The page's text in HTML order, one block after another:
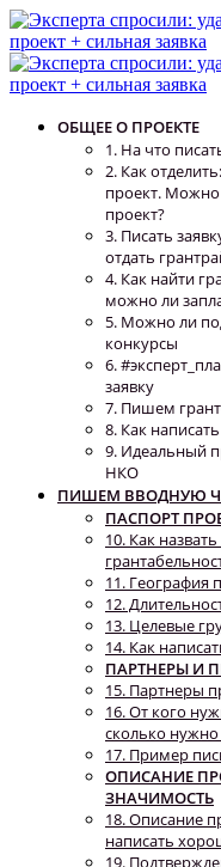
ОБЩЕЕ О ПРОЕКТЕ
1. На что
2. Как
проект.
проект?
3. Писать
отдать
4. Как найти
можно ли
5. Можно ли
конкурсы
6.
заявку
7. Пишем
8. Как
9. Идеальный
НКО
ПИШЕМ ВВОДНУЮ
ПАСПОРТ
10. Как
11. География
12.
13. Целевые
14. Как
ПАРТНЕРЫ И
15. Партнеры
16. От кого
сколько
17. Пример
ОПИСАНИЕ
ЗНАЧИМОСТЬ
18. Описание
написать
19.